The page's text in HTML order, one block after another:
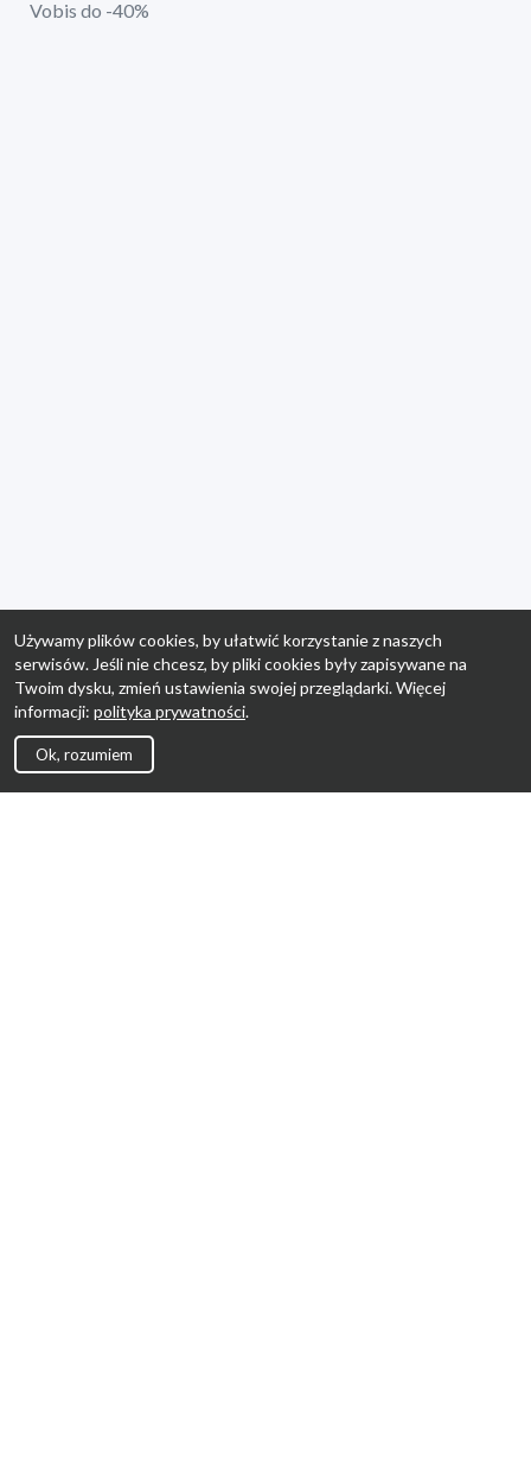
Vobis do -40%
Używamy plików cookies, by ułatwić korzystanie z naszych
serwisów. Jeśli nie chcesz, by pliki cookies były zapisywane na
Twoim dysku, zmień ustawienia swojej przeglądarki. Więcej
informacji: polityka prywatności.
Ok, rozumiem